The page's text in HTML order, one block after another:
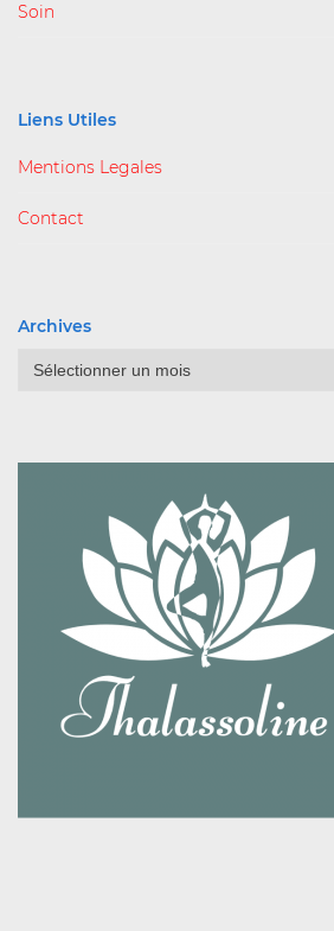
Soin
Liens Utiles
Mentions Legales
Contact
Archives
Archives